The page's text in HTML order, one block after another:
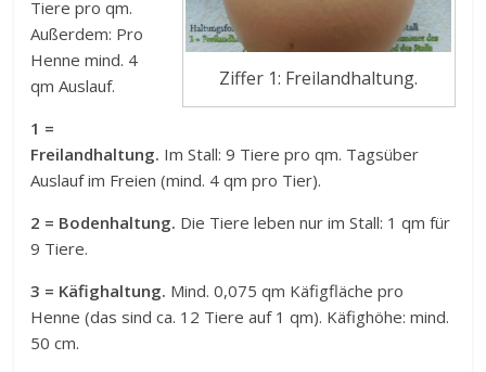
Ziffer 1: Freilandhaltung.
Tiere pro qm.
Außerdem: Pro
Henne mind. 4
qm Auslauf.
1 =
Freilandhaltung. Im Stall: 9 Tiere pro qm. Tagsüber
Auslauf im Freien (mind. 4 qm pro Tier).
2 = Bodenhaltung. Die Tiere leben nur im Stall: 1 qm für
9 Tiere.
3 = Käfighaltung. Mind. 0,075 qm Käfigfläche pro
Henne (das sind ca. 12 Tiere auf 1 qm). Käfighöhe: mind.
50 cm.